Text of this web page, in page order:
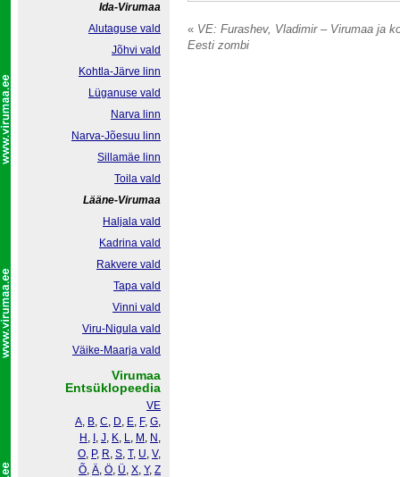
« VE: Furashev, Vladimir – Virumaa ja
Eesti zombi
Ida-Virumaa
Alutaguse vald
Jõhvi vald
Kohtla-Järve linn
Lüganuse vald
Narva linn
Narva-Jõesuu linn
Sillamäe linn
Toila vald
Lääne-Virumaa
Haljala vald
Kadrina vald
Rakvere vald
Tapa vald
Vinni vald
Viru-Nigula vald
Väike-Maarja vald
Virumaa
Entsüklopeedia
VE
A, B, C, D, E, F, G,
H , , J, K, L, M , N ,
O, P, R, S, T, U, V,
Õ, Ä, Ö, Ü, X, Y, Z